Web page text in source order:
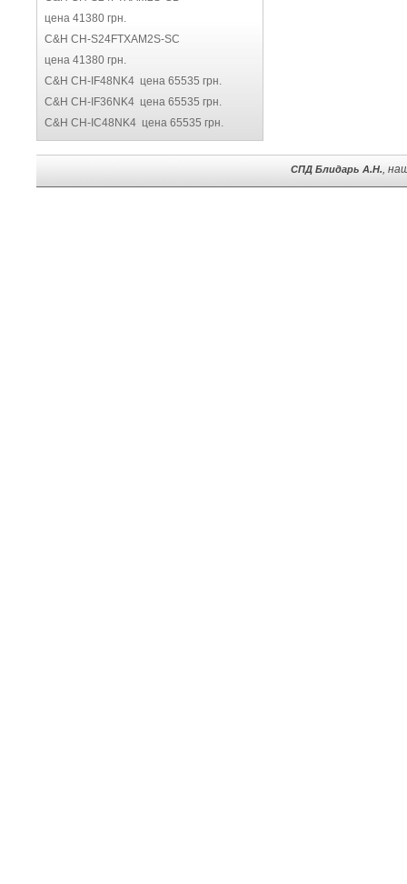
цена 41380 грн.
C&H CH-S24FTXAM2S-SC
цена 41380 грн.
C&H CH-IF48NK4 цена 65535 грн.
C&H CH-IF36NK4 цена 65535 грн.
C&H CH-IC48NK4 цена 65535 грн.
СПД Блидарь А.Н.,